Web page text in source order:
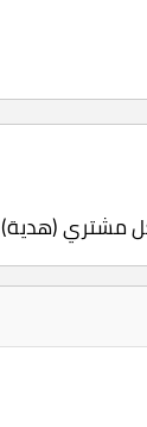
مشتري (هدية)